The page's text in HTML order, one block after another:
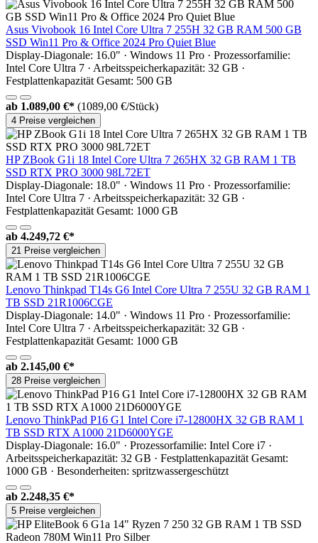
Asus Vivobook 16 Intel Core Ultra 7 255H 32 GB RAM 500 GB
SSD Win11 Pro & Office 2024 Pro Quiet Blue
Display-Diagonale: 16.0" · Windows 11 Pro · Prozessorfamilie:
Intel Core Ultra 7 · Arbeitsspeicherkapazität: 32 GB ·
Festplattenkapazität Gesamt: 500 GB
ab 1.089,00 €* (1089,00 €/Stück)
4 Preise vergleichen
HP ZBook G1i 18 Intel Core Ultra 7 265HX 32 GB RAM 1 TB
SSD RTX PRO 3000 98L72ET
Display-Diagonale: 18.0" · Windows 11 Pro · Prozessorfamilie:
Intel Core Ultra 7 · Arbeitsspeicherkapazität: 32 GB ·
Festplattenkapazität Gesamt: 1000 GB
ab 4.249,72 €*
21 Preise vergleichen
Lenovo Thinkpad T14s G6 Intel Core Ultra 7 255U 32 GB RAM 1
TB SSD 21R1006CGE
Display-Diagonale: 14.0" · Windows 11 Pro · Prozessorfamilie:
Intel Core Ultra 7 · Arbeitsspeicherkapazität: 32 GB ·
Festplattenkapazität Gesamt: 1000 GB
ab 2.145,00 €*
28 Preise vergleichen
Lenovo ThinkPad P16 G1 Intel Core i7-12800HX 32 GB RAM 1
TB SSD RTX A1000 21D6000YGE
Display-Diagonale: 16.0" · Prozessorfamilie: Intel Core i7 ·
Arbeitsspeicherkapazität: 32 GB · Festplattenkapazität Gesamt:
1000 GB · Besonderheiten: spritzwassergeschützt
ab 2.248,35 €*
5 Preise vergleichen